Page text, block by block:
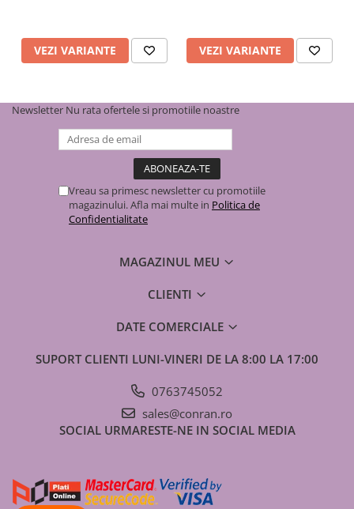
VEZI VARIANTE VEZI VARIANTE
Newsletter Nu rata ofertele si promotiile noastre
Vreau sa primesc newsletter cu promotiile
magazinului. Afla mai multe in Politica de
Confidentialitate
MAGAZINUL MEU
CLIENTI
DATE COMERCIALE
SUPORT CLIENTI LUNI-VINERI DE LA 8:00 LA 17:00
0763745052
sales@conran.ro
SOCIAL URMARESTE-NE IN SOCIAL MEDIA